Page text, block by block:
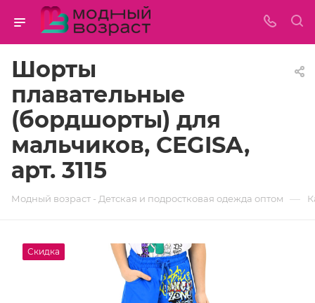
Шорты
плавательные
(бордшорты) для
мальчиков, CEGISA,
арт. 3115
Модный возраст - Детская и подростковая одежда оптом —
Скидка